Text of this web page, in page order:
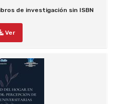
de investigación sin ISBN
Ver